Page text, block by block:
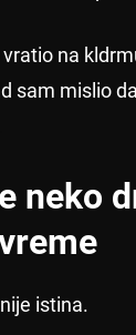
na
sam mislio
neko
istina.